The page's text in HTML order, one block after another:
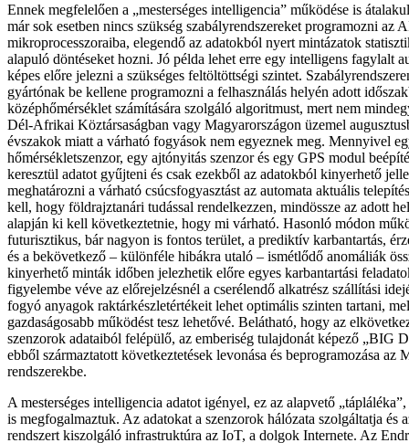
Ennek megfelelően a „mesterséges intelligencia” működése is
már sok esetben nincs szükség szabályrendszereket programozni az
mikroprocesszoraiba, elegendő az adatokból nyert mintázatok
alapuló döntéseket hozni. Jó példa lehet erre egy intelligens fagylalt
képes előre jelezni a szükséges feltöltöttségi szintet.
gyártónak be kellene programozni a felhasználás helyén adott
középhőmérséklet számítására szolgáló algoritmust, mert nem
Dél-Afrikai Köztársaságban vagy Magyarországon üzemel
évszakok miatt a várható fogyások nem egyeznek meg. Mennyivel
hőmérsékletszenzor, egy ajtónyitás szenzor és egy GPS modul
keresztül adatot gyűjteni és csak ezekből az adatokból kinyerhető
meghatározni a várható csúcsfogyasztást az automata aktuális
kell, hogy földrajztanári tudással rendelkezzen, mindössze az adott
alapján ki kell következtetnie, hogy mi várható. Hasonló módon
futurisztikus, bár nagyon is fontos terület, a prediktív karbantartás,
és a bekövetkező – különféle hibákra utaló – ismétlődő anomáliák
kinyerhető minták időben jelezhetik előre egyes karbantartási
figyelembe véve az előrejelzésnél a cserélendő alkatrész szállítási
fogyó anyagok raktárkészletértékeit lehet optimális szinten tartani,
gazdaságosabb működést tesz lehetővé. Belátható, hogy az
szenzorok adataiból felépülő, az emberiség tulajdonát képező „BIG
ebből származtatott következtetések levonása és beprogramozása az
rendszerekbe.
A mesterséges intelligencia adatot igényel, ez az alapvető
is megfogalmaztuk. Az adatokat a szenzorok hálózata szolgáltatja és
rendszert kiszolgáló infrastruktúra az IoT, a dolgok Internete. Az